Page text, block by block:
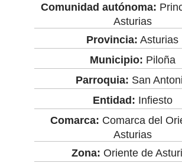
Comunidad autónoma:
Asturias
Provincia: Asturias
Municipio: Piloña
Parroquia: San
Entidad: Infiesto
Comarca: Comarca del
Asturias
Zona: Oriente de